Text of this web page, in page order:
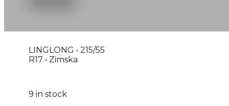
LINGLONG • 215/55
R17 • Zimska
9 in stock